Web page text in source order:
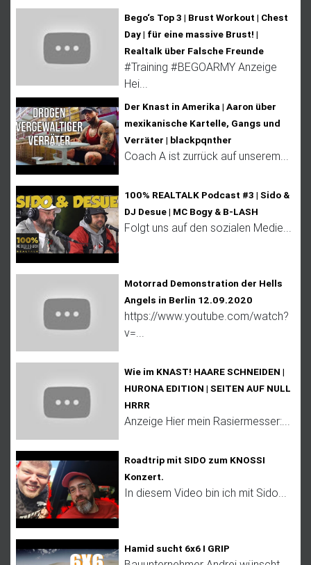
Bego‘s Top 3 | Brust Workout | Chest
Day | für eine massive Brust! |
Realtalk über Falsche Freunde
#Training #BEGOARMY Anzeige
Hei...
Der Knast in Amerika | Aaron über
mexikanische Kartelle, Gangs und
Verräter | blackpqnther
Coach A ist zurrück auf unserem...
100% REALTALK Podcast #3 | Sido &
DJ Desue | MC Bogy & B-LASH
Folgt uns auf den sozialen Medie...
Motorrad Demonstration der Hells
Angels in Berlin 12.09.2020
https://www.youtube.com/watch?
v=...
Wie im KNAST! HAARE SCHNEIDEN |
HURONA EDITION | SEITEN AUF NULL
HRRR
Anzeige Hier mein Rasiermesser:...
Roadtrip mit SIDO zum KNOSSI
Konzert.
In diesem Video bin ich mit Sido...
Hamid sucht 6x6 I GRIP